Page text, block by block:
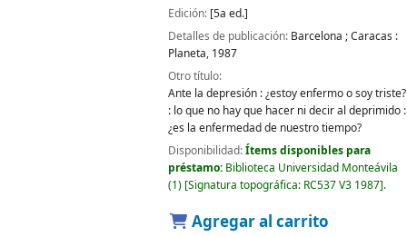
Edición: [5a ed.]
Detalles de publicación: Barcelona ; Caracas :
Planeta, 1987
Otro título:
Ante la depresión : ¿estoy enfermo o soy triste?
: lo que no hay que hacer ni decir al deprimido :
¿es la enfermedad de nuestro tiempo?
Disponibilidad:Ítems disponibles para
préstamo: Biblioteca Universidad Monteávila
(1) Signatura topográfica: RC537 V3 1987 .
Agregar al carrito